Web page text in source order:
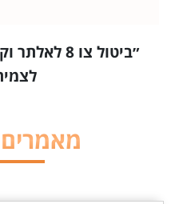
״ביטול צו 8
מאמרים